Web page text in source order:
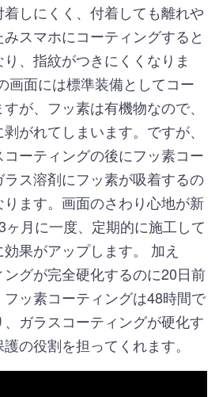
しにくく、付着しても離れや
スマホにコーティングすると
、指紋がつきにくくなりま
画面には標準装備としてコー
が、フッ素は有機物なので、
がれてしまいます。ですが、
ーティングの後にフッ素コー
ス溶剤にフッ素が吸着するの
ます。画面のさわり心地が新
月に一度、定期的に施工して
果がアップします。 加え
グが完全硬化するのに20日前
ッ素コーティングは48時間で
ガラスコーティングが硬化す
の役割を担ってくれます。